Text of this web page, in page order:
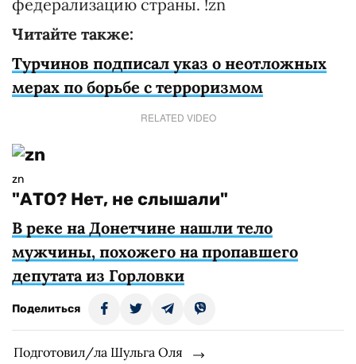
федерализацию страны. !zn
Читайте также:
Турчинов подписал указ о неотложных
мерах по борьбе с терроризмом
RELATED VIDEO
zn
"АТО? Нет, не слышали"
В реке на Донетчине нашли тело
мужчины, похожего на пропавшего
депутата из Горловки
Поделиться
Подготовил/ла Шульга Оля